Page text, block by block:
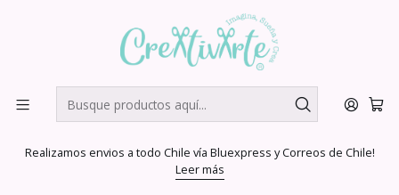
Realizamos envios a todo Chile vía Bluexpress y Correos de Chile!
Leer más